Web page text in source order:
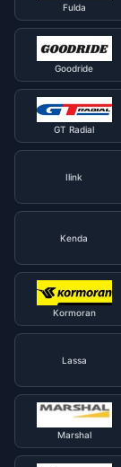
Fulda
Goodride
GT Radial
Ilink
Kenda
Kormoran
Lassa
Marshal